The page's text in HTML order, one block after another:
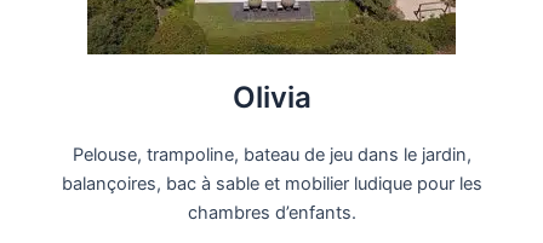
Olivia
Pelouse, trampoline, bateau de jeu dans le jardin,
balançoires, bac à sable et mobilier ludique pour les
chambres d’enfants.